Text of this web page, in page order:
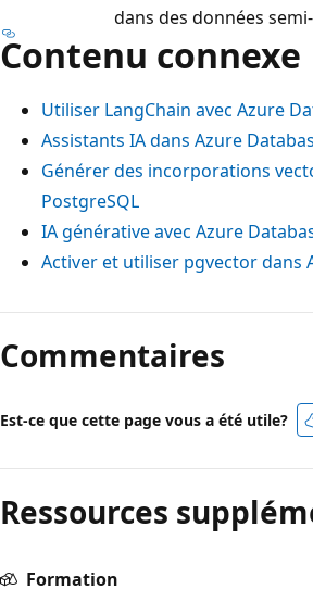
dans des données
Contenu connexe
Utiliser LangChain avec Azure
Assistants IA dans Azure
Générer des incorporations
PostgreSQL
IA générative avec Azure
Activer et utiliser pgvector dans
Mode
Lecture
désactivé
Commentaires
Est-ce que cette page vous a été utile?
Ressources
Formation